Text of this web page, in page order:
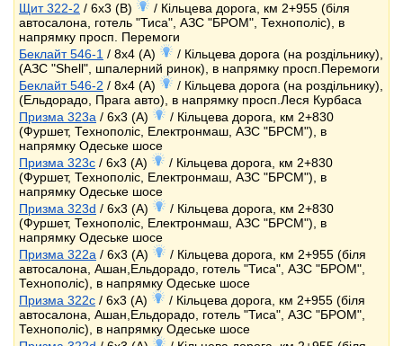
Щит 322-2 / 6x3 (B)
/ Кільцева дорога, км 2+955 (біля
автосалона, готель "Тиса", АЗС "БРОМ", Технополіс), в
напрямку просп. Перемоги
Беклайт 546-1 / 8x4 (A)
/ Кільцева дорога (на роздільнику),
(АЗС "Shell", шпалерний ринок), в напрямку просп.Перемоги
Беклайт 546-2 / 8x4 (A)
/ Кільцева дорога (на роздільнику),
(Ельдорадо, Прага авто), в напрямку просп.Леся Курбаса
Призма 323a / 6x3 (A)
/ Кільцева дорога, км 2+830
(Фуршет, Технополіс, Електронмаш, АЗС "БРСМ"), в
напрямку Одеське шосе
Призма 323c / 6x3 (A)
/ Кільцева дорога, км 2+830
(Фуршет, Технополіс, Електронмаш, АЗС "БРСМ"), в
напрямку Одеське шосе
Призма 323d / 6x3 (A)
/ Кільцева дорога, км 2+830
(Фуршет, Технополіс, Електронмаш, АЗС "БРСМ"), в
напрямку Одеське шосе
Призма 322a / 6x3 (A)
/ Кільцева дорога, км 2+955 (біля
автосалона, Ашан,Ельдорадо, готель "Тиса", АЗС "БРОМ",
Технополіс), в напрямку Одеське шосе
Призма 322c / 6x3 (A)
/ Кільцева дорога, км 2+955 (біля
автосалона, Ашан,Ельдорадо, готель "Тиса", АЗС "БРОМ",
Технополіс), в напрямку Одеське шосе